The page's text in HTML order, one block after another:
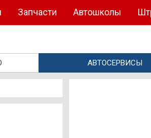
Автошколы
Запчасти
АВТОСЕРВИСЫ